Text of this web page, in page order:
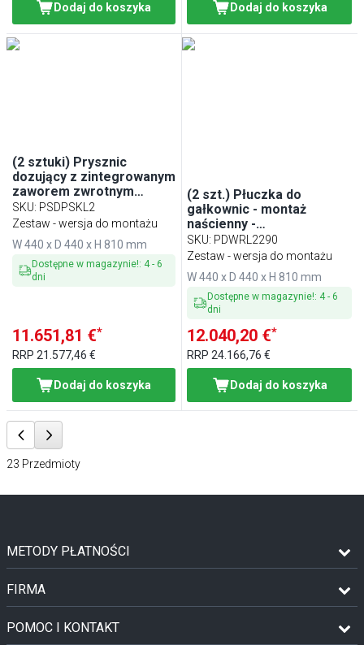
Dodaj do koszyka Dodaj do koszyka
(2 sztuki) Prysznic
dozujący z zintegrowanym
zaworem zwrotnym
(zabezpieczeniem przed
cofaniem wody)
SKU: PSDPSKL2
Zestaw - wersja do montażu
W 440 x D 440 x H 810 mm
Dostępne w magazynie!: 4- 6
dni
11.651,81 €*
RRP 21.577,46 €
Dodaj do koszyka
(2 szt.) Płuczka do
gałkownic - montaż
naścienny -
270x112x480mm - z
automatycznym
zatrzymaniem wody - z
zaworem zwrotnym - z
sitkiem
SKU: PDWRL2290
Zestaw - wersja do montażu
W 440 x D 440 x H 810 mm
Dostępne w magazynie!: 4- 6
dni
12.040,20 €*
RRP24.166,76 €
Dodaj do koszyka
23 Przedmioty
METODY PŁATNOŚCI
FIRMA
POMOC I KONTAKT